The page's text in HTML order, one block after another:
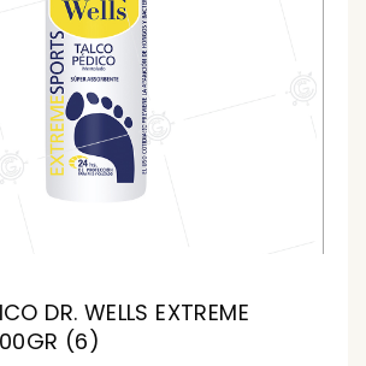
DR. WELLS EXTREME
(6)